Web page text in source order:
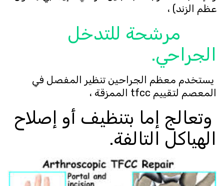
عظم الزند) ،
مرشحة للتدخل
الجراحي.
يستخدم معظم الجراحين تنظير المفصل في
المعصم لتقييم tfcc الممزقة ،
وتعالج إما بتنظيف أو إصلاح
الهياكل التالفة.